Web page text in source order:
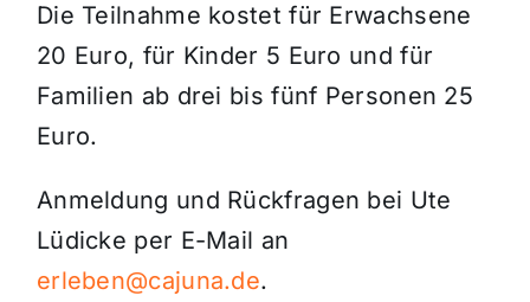
Die Teilnahme kostet für Erwachsene
20 Euro, für Kinder 5 Euro und für
Familien ab drei bis fünf Personen 25
Euro.
Anmeldung und Rückfragen bei Ute
Lüdicke per E-Mail an
erleben@cajuna.de.